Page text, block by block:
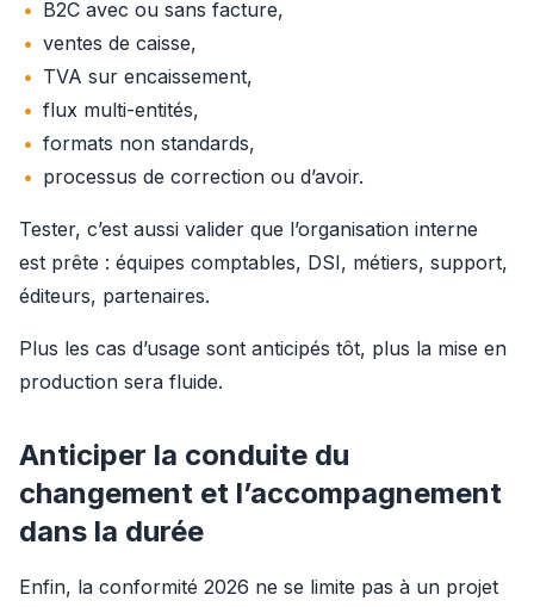
B2C avec ou sans facture,
ventes de caisse,
TVA sur encaissement,
flux multi-entités,
formats non standards,
processus de correction ou d’avoir.
Tester, c’est aussi valider que l’organisation interne
est prête : équipes comptables, DSI, métiers, support,
éditeurs, partenaires.
Plus les cas d’usage sont anticipés tôt, plus la mise en
production sera fluide.
Anticiper la conduite du
changement et l’accompagnement
dans la durée
Enfin, la conformité 2026 ne se limite pas à un projet